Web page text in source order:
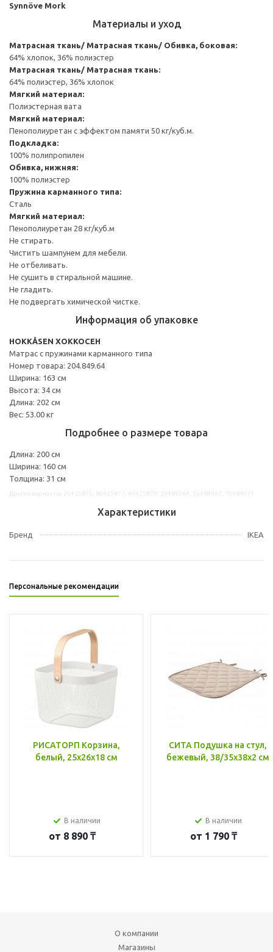
Synnöve Mork
Материалы и уход
Матрасная ткань/ Матрасная ткань/ Обивка, боковая:
64% хлопок, 36% полиэстер
Матрасная ткань/ Матрасная ткань:
64% полиэстер, 36% хлопок
Мягкий материал:
Полиэстерная вата
Мягкий материал:
Пенополиуретан с эффектом памяти 50 кг/куб.м.
Подкладка:
100% полипропилен
Обивка, нижняя:
100% полиэстер
Пружина карманного типа:
Сталь
Мягкий материал:
Пенополиуретан 28 кг/куб.м
Не стирать.
Чистить шампунем для мебели.
Не отбеливать.
Не сушить в стиральной машине.
Не гладить.
Не подвергать химической чистке.
Информация об упаковке
HOKKÅSEN ХОККОСЕН
Матрас с пружинами карманного типа
Номер товара: 204.849.64
Ширина: 163 см
Высота: 34 см
Длина: 202 см
Вес: 53.00 кг
Подробнее о размере товара
Длина: 200 см
Ширина: 160 см
Толщина: 31 см
Характеристики
Бренд IKEA
Персональные рекомендации
РИСАТОРП Корзина,
белый, 25x26x18 см
В наличии
от 8 890 ₸
СИТА Подушка на стул,
бежевый, 38/35x38x2 см
В наличии
от 1 790 ₸
О компании
Магазины